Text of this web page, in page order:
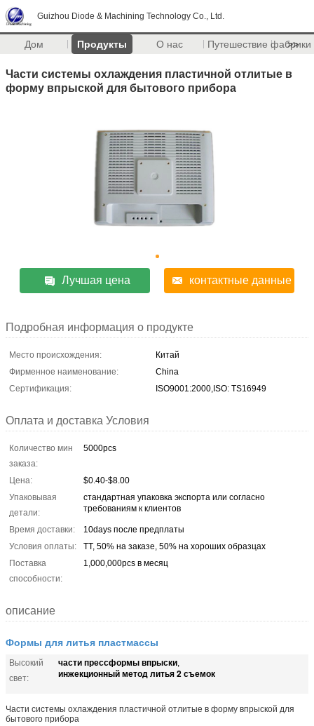
Guizhou Diode & Machining Technology Co., Ltd.
Дом Продукты О нас Путешествие фабрики
>>
Части системы охлаждения пластичной отлитые в
форму впрыской для бытового прибора
Лучшая цена контактные данные
Подробная информация о продукте
Место происхождения:
Китай
Фирменное наименование:
China
Сертификация:
ISO9001:2000,ISO: TS16949
Оплата и доставка Условия
Количество мин
заказа:
5000pcs
Цена:
$0.40-$8.00
Упаковывая
детали:
стандартная упаковка экспорта или согласно
требованиям к клиентов
Время доставки:
10days после предплаты
Условия оплаты:
TT, 50% на заказе, 50% на хороших образцах
Поставка
способности:
1,000,000pcs в месяц
описание
Формы для литья пластмассы
Высокий
свет:
части прессформы впрыски,
инжекционный метод литья 2 съемок
Части системы охлаждения пластичной отлитые в форму впрыской для
бытового прибора